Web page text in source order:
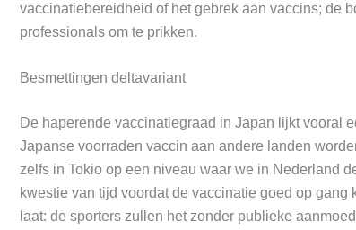
vaccinatiebereidheid of het gebrek aan vaccins; de
professionals om te prikken.
Besmettingen deltavariant
De haperende vaccinatiegraad in Japan lijkt vooral
Japanse voorraden vaccin aan andere landen
zelfs in Tokio op een niveau waar we in Nederland
kwestie van tijd voordat de vaccinatie goed op gang
laat: de sporters zullen het zonder publieke